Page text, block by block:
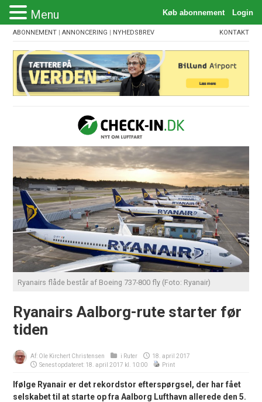
ABONNEMENT |ANNONCERING | NYHEDSBREV KONTAKT
Ryanairs flåde består af Boeing 737-800 fly (Foto: Ryanair)
Ryanairs Aalborg-rute starter før
tiden
Af: Ole Kirchert Christensen i Ruter
18. april 2017
Senest opdateret: 18. april 2017 kl. 10:00
Print
Ifølge Ryanair er det rekordstor efterspørgsel, der har fået
selskabet til at starte op fra Aalborg Lufthavn allerede den 5.
Menu